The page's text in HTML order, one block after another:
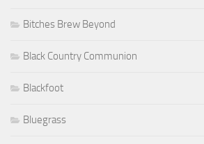
Bitches Brew Beyond
Black Country Communion
Blackfoot
Bluegrass